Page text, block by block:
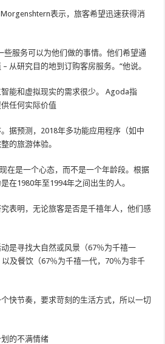
表示，旅客希望迅速获得消
些服务可以为他们做的事情。他们希望通
从研究目的地到订购客房服务。“他说。
能和虚拟现实的需求很少。 Agoda指
任何实际价值
据预测，2018年多功能应用程序（如中
的旅游体验。
在是一个心态，而不是一个年龄段。根据
在1980年至1994年之间出生的人。
表明，无论旅客是否是千禧年人，他们感
是寻找大自然或风景（67％为千禧一
及餐饮（67％为千禧一代，70％为非千
快节奏，要求苛刻的生活方式，所以一切
的不满情绪